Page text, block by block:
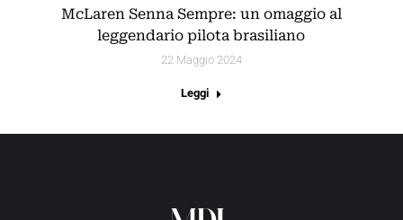
McLaren Senna Sempre: un omaggio al
leggendario pilota brasiliano
22 Maggio 2024
Leggi